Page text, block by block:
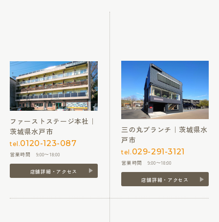
ファーストステージ本社｜
茨城県水戸市
tel.0120-123-087
営業時間 9:00〜18:00
店舗詳細・アクセス
三の丸ブランチ｜茨城県水
戸市
tel. 029-291-3121
営業時間 9:00〜18:00
店舗詳細・アクセス